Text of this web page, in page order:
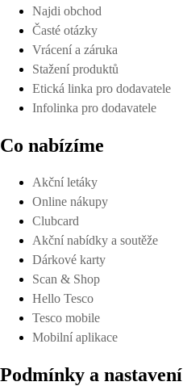
Najdi obchod
Časté otázky
Vrácení a záruka
Stažení produktů
Etická linka pro dodavatele
Infolinka pro dodavatele
Co nabízíme
Akční letáky
Online nákupy
Clubcard
Akční nabídky a soutěže
Dárkové karty
Scan & Shop
Hello Tesco
Tesco mobile
Mobilní aplikace
Podmínky a nastavení